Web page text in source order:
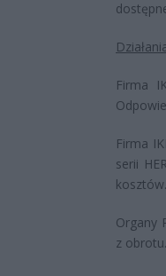
Firma
Firma
serii
kosztów.
Organy
z obrotu.